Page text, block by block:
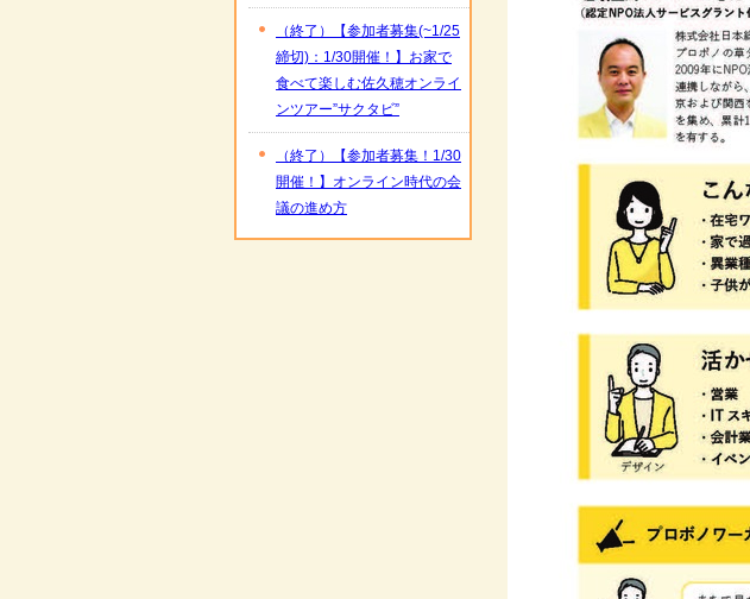
（終了）【参加者募集(~1/25
締切)：1/30開催！】お家で
食べて楽しむ佐久穂オンライ
ンツアー”サクタビ”
（終了）【参加者募集！1/30
開催！】オンライン時代の会
議の進め方